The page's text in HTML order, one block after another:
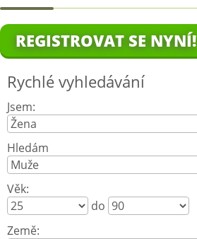
REGISTROVAT SE NYNÍ!
Rychlé vyhledávání
Jsem:
Hledám
Věk:
do
Země: